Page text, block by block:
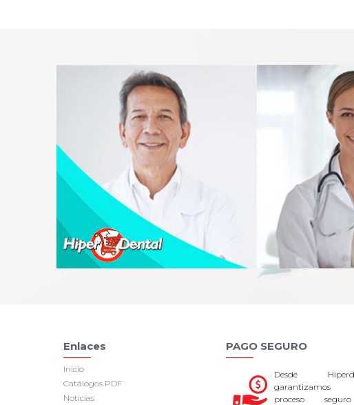
Enlaces
Inicio
Catálogos PDF
Noticias
PAGO SEGURO
Desde
proceso